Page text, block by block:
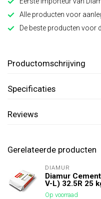
Alle producten voor
De beste producten voor
Productomschrijving
Specificaties
Reviews
Gerelateerde producten
DIAMUR
Diamur
V-L) 32.5R 25
Op voorraad